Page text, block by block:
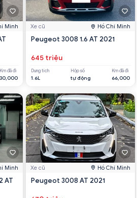
Minh
Km đã đi
30,000
Minh
AT
Xe cũ Hồ Chí Minh
Peugeot 3008 1.6 AT 2021
645 triệu
Dung tích
1.6L
Hộp số
tự động
Km đã đi
66,000
Xe cũ Hồ Chí Minh
Peugeot 3008 AT 2021